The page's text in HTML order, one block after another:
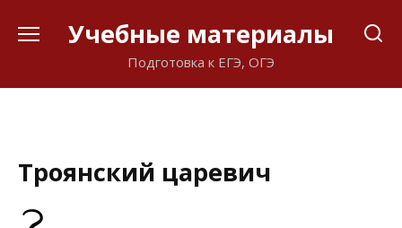
Учебные материалы
Подготовка к ЕГЭ, ОГЭ
Троянский царевич